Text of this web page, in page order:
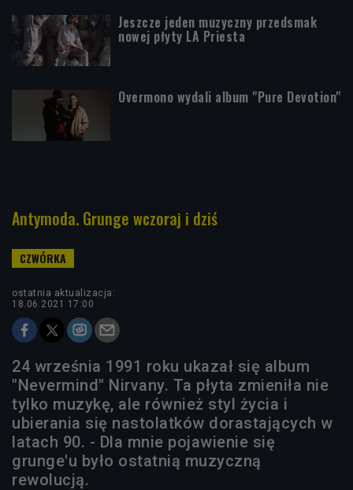
Jeszcze jeden muzyczny przedsmak
nowej płyty LA Priesta
Overmono wydali album "Pure Devotion"
Antymoda. Grunge wczoraj i dziś
ostatnia aktualizacja:
18.06.2021 17:00
24 września 1991 roku ukazał się album
"Nevermind" Nirvany. Ta płyta zmieniła nie
tylko muzykę, ale również styl życia i
ubierania się nastolatków dorastających w
latach 90. - Dla mnie pojawienie się
grunge'u było ostatnią muzyczną
rewolucją.